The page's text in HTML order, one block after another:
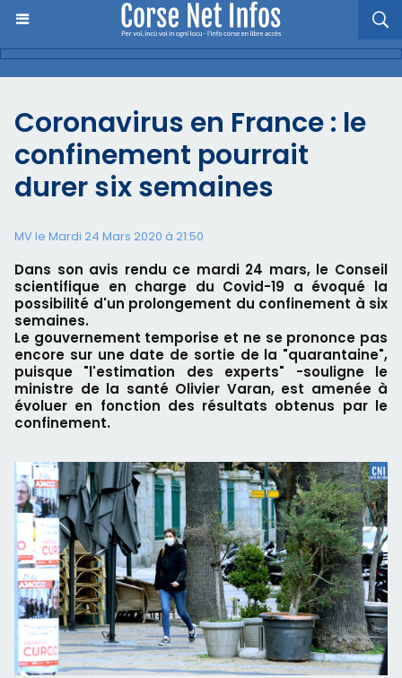
Coronavirus en France : le
confinement pourrait
durer six semaines
MV le Mardi 24 Mars 2020 à 21:50
Dans son avis rendu ce mardi 24 mars, le Conseil
scientifique en charge du Covid-19 a évoqué la
possibilité d'un prolongement du confinement à six
semaines.
Le gouvernement temporise et ne se prononce pas
encore sur une date de sortie de la "quarantaine",
puisque "l'estimation des experts" -souligne le
ministre de la santé Olivier Varan, est amenée à
évoluer en fonction des résultats obtenus par le
confinement.